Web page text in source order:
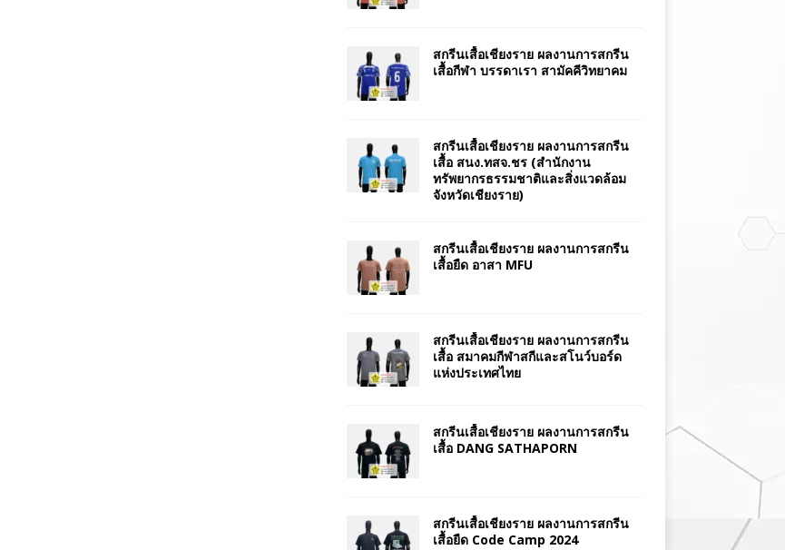
สกรีนเสื้อเชียงราย ผลงานการสกรีน
เสื้อกีฬา บรรดาเรา สามัคคีวิทยาคม
สกรีนเสื้อเชียงราย ผลงานการสกรีน
เสื้อ สนง.ทสจ.ชร (สำนักงาน
ทรัพยากรธรรมชาติและสิ่งแวดล้อม
จังหวัดเชียงราย)
สกรีนเสื้อเชียงราย ผลงานการสกรีน
เสื้อยืด อาสา MFU
สกรีนเสื้อเชียงราย ผลงานการสกรีน
เสื้อ สมาคมกีฬาสกีและสโนว์บอร์ด
แห่งประเทศไทย
สกรีนเสื้อเชียงราย ผลงานการสกรีน
เสื้อ DANG SATHAPORN
สกรีนเสื้อเชียงราย ผลงานการสกรีน
เสื้อยืด Code Camp 2024